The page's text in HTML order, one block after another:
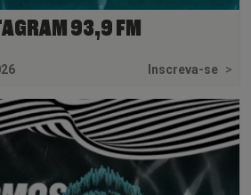
93,9 FM
Inscreva-se >